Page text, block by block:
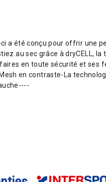
a été conçu pour offrir une
au sec grâce à dryCELL, la
en toute sécurité et ses
en contraste-La